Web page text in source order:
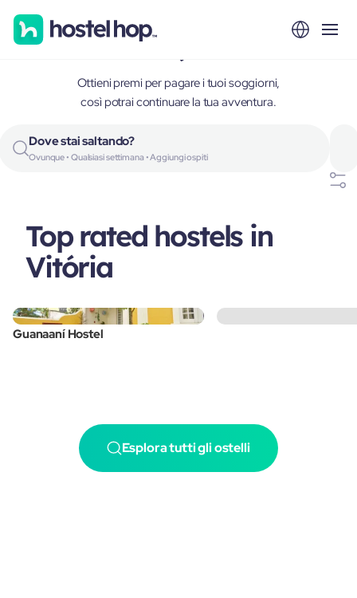
Vitória, Brazil
Ottieni premi per pagare i tuoi soggiorni,
così potrai continuare la tua avventura.
Dove stai saltando?
Ovunque • Qualsiasi settimana • Aggiungi ospiti
Top rated hostels in
Vitória
Guanaaní Hostel
Esplora tutti gli ostelli